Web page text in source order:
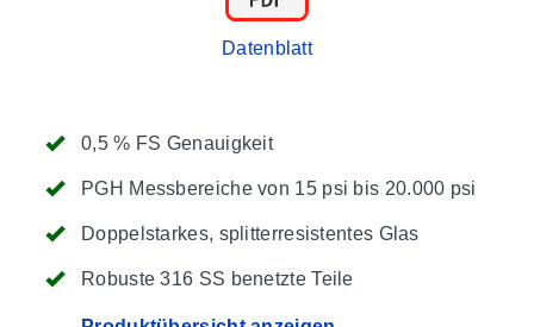
0,5 % FS Genauigkeit
PGH Messbereiche von 15 psi bis 20.000 psi
Doppelstarkes, splitterresistentes Glas
Robuste 316 SS benetzte Teile
Datenblatt